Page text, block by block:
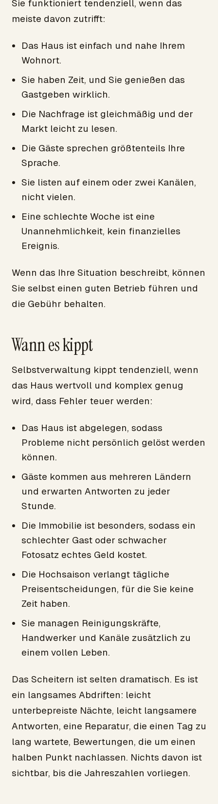
Sie funktioniert tendenziell, wenn das
meiste davon zutrifft:
Das Haus ist einfach und nahe Ihrem
Wohnort.
Sie haben Zeit, und Sie genießen das
Gastgeben wirklich.
Die Nachfrage ist gleichmäßig und der
Markt leicht zu lesen.
Die Gäste sprechen größtenteils Ihre
Sprache.
Sie listen auf einem oder zwei Kanälen,
nicht vielen.
Eine schlechte Woche ist eine
Unannehmlichkeit, kein finanzielles
Ereignis.
Wenn das Ihre Situation beschreibt, können
Sie selbst einen guten Betrieb führen und
die Gebühr behalten.
Wann es kippt
Selbstverwaltung kippt tendenziell, wenn
das Haus wertvoll und komplex genug
wird, dass Fehler teuer werden:
Das Haus ist abgelegen, sodass
Probleme nicht persönlich gelöst werden
können.
Gäste kommen aus mehreren Ländern
und erwarten Antworten zu jeder
Stunde.
Die Immobilie ist besonders, sodass ein
schlechter Gast oder schwacher
Fotosatz echtes Geld kostet.
Die Hochsaison verlangt tägliche
Preisentscheidungen, für die Sie keine
Zeit haben.
Sie managen Reinigungskräfte,
Handwerker und Kanäle zusätzlich zu
einem vollen Leben.
Das Scheitern ist selten dramatisch. Es ist
ein langsames Abdriften: leicht
unterbepreiste Nächte, leicht langsamere
Antworten, eine Reparatur, die einen Tag zu
lang wartete, Bewertungen, die um einen
halben Punkt nachlassen. Nichts davon ist
sichtbar, bis die Jahreszahlen vorliegen.